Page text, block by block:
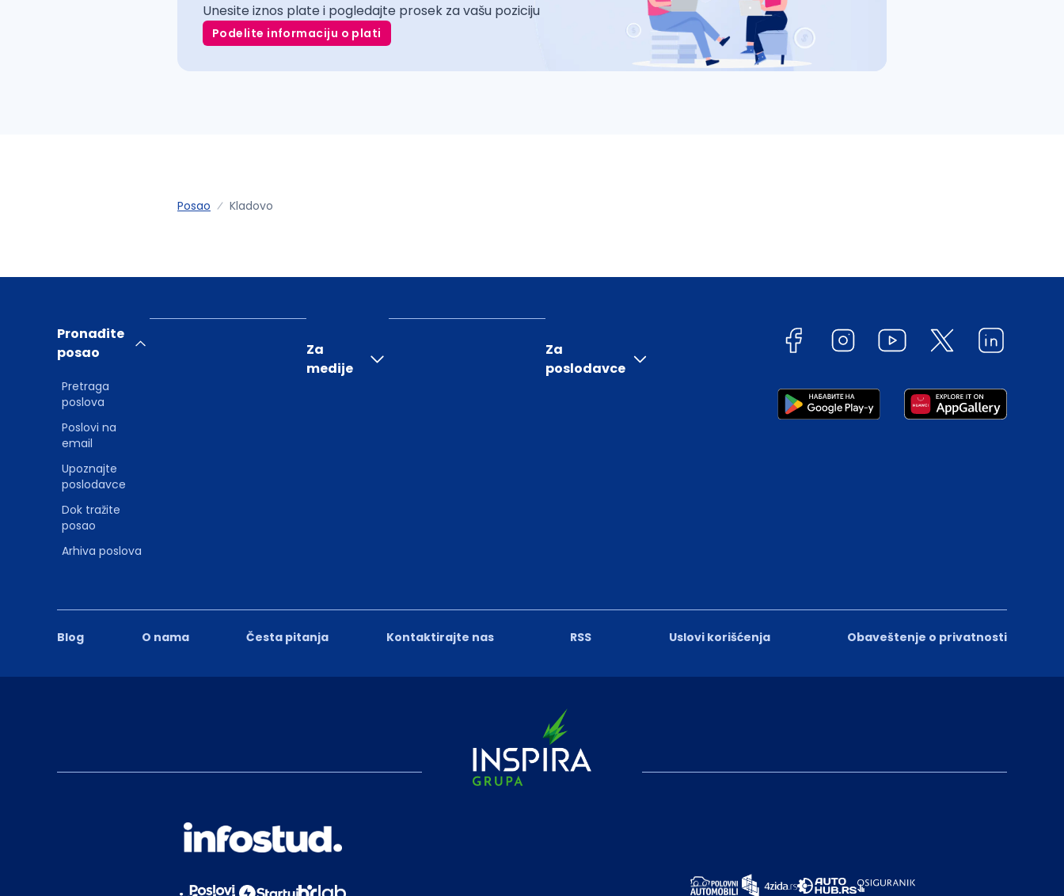
Unesite iznos plate i pogledajte prosek za vašu poziciju
Podelite informaciju o plati
Posao Kladovo
Blog O nama Česta pitanja Kontaktirajte nas RSS Uslovi korišćenja Obaveštenje o privatnosti
Pronađite
posao
Pretraga
poslova
Poslovi na
email
Upoznajte
poslodavce
Dok tražite
posao
Arhiva poslova
Za
medije
Za
poslodavce